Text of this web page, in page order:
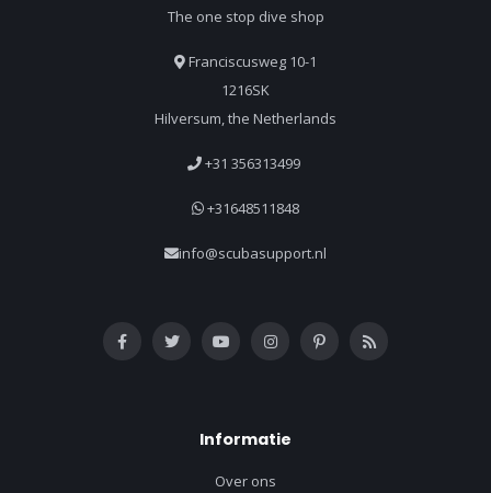
The one stop dive shop
Franciscusweg 10-1
1216SK
Hilversum, the Netherlands
+31 356313499
+31648511848
info@scubasupport.nl
Informatie
Over ons